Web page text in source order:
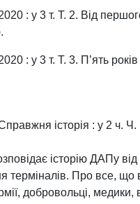
: у 3 т. Т. 2. Від
: у 3 т. Т. 3. П’ять
історія : у 2 ч.
історію ДАПу
терміналів. Про все, що
добровольці,